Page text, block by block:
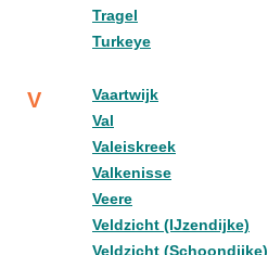
Tragel
Turkeye
V
Vaartwijk
Val
Valeiskreek
Valkenisse
Veere
Veldzicht (IJzendijke)
Veldzicht (Schoondijke)